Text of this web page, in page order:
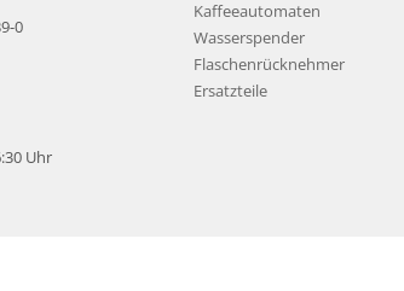
0
Uhr
Kaffeeautomaten
Wasserspender
Flaschenrücknehmer
Ersatzteile